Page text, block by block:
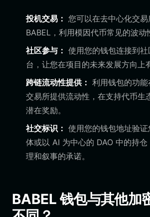
投机交易： 您可以在去中心化交
BABEL，利用模因代币常见的波动
社区参与： 使用您的钱包连接到
台，让您在项目的未来发展方向上
跨链流动性提供： 利用钱包的功
交易所提供流动性，在支持代币生
潜在奖励。
社交标识： 使用您的钱包地址验
体或以 AI 为中心的 DAO 中的持
理和叙事的承诺。
BABEL 钱包与其他加